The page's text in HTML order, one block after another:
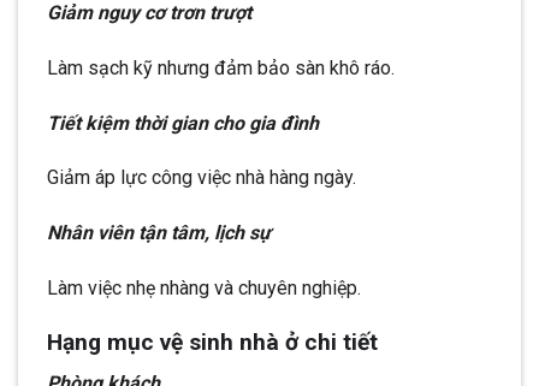
Giảm nguy cơ trơn trượt
Làm sạch kỹ nhưng đảm bảo sàn khô ráo.
Tiết kiệm thời gian cho gia đình
Giảm áp lực công việc nhà hàng ngày.
Nhân viên tận tâm, lịch sự
Làm việc nhẹ nhàng và chuyên nghiệp.
Hạng mục vệ sinh nhà ở chi tiết